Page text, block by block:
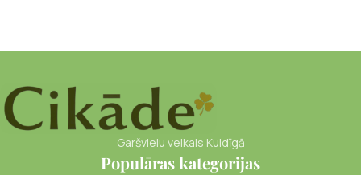
Garšvielu veikals Kuldīgā
Populāras kategorijas